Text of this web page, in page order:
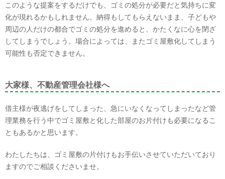
このような提案をするだけでも、ゴミの処分が必要だと気持ちに変
化が現れるかもしれません。納得もしてもらえないまま、子どもや
周辺の人だけの都合でゴミの処分を進めると、かたくなに心を閉ざ
してしまうでしょう。場合によっては、またゴミ屋敷化してしまう
可能性も否定できません。
大家様、不動産管理会社様へ
借主様が夜逃げをしてしまった、急にいなくなってしまったなど管
理業務を行う中でゴミ屋敷と化した部屋のお片付けも必要になるこ
ともあるかと思います。
わたしたちは、ゴミ屋敷の片付けもお手伝いさせていただいており
ますのでご相談くださいませ。